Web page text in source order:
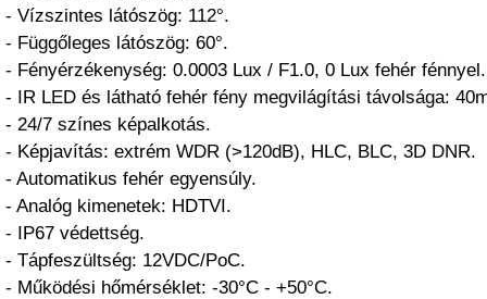
- Vízszintes látószög: 112°.
- Függőleges látószög: 60°.
- Fényérzékenység: 0.0003 Lux / F1.0, 0 Lux fehér fénnyel.
- IR LED és látható fehér fény megvilágítási távolsága:
- 24/7 színes képalkotás.
- Képjavítás: extrém WDR (>120dB), HLC, BLC, 3D DNR.
- Automatikus fehér egyensúly.
- Analóg kimenetek: HDTVI.
- IP67 védettség.
- Tápfeszültség: 12VDC/PoC.
- Működési hőmérséklet: -30°C - +50°C.